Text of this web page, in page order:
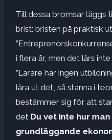
Till dessa bromsar läggs
brist: bristen på praktisk
i flera år, men det lärs inte
”Lärare har ingen
lära ut det, så stanna i
bestämmer sig för att
det Du vet inte hur
grundläggande